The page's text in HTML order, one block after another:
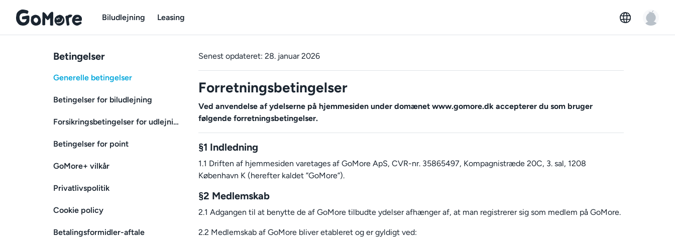
Biludlejning Leasing
Betingelser
Generelle betingelser
Betingelser for biludlejning
Forsikringsbetingelser for udlejning
Betingelser for point
GoMore+ vilkår
Privatlivspolitik
Cookie policy
Betalingsformidler-aftale
Senest opdateret: 28. januar 2026
Forretningsbetingelser
Ved anvendelse af ydelserne på hjemmesiden under domænet www.gomore.dk accepterer du som bruger
følgende forretningsbetingelser.
§1 Indledning
1.1 Driften af hjemmesiden varetages af GoMore ApS, CVR-nr. 35865497, Kompagnistræde 20C, 3. sal, 1208
København K (herefter kaldet ”GoMore”).
§2 Medlemskab
2.1 Adgangen til at benytte de af GoMore tilbudte ydelser afhænger af, at man registrerer sig som medlem på GoMore.
2.2 Medlemskab af GoMore bliver etableret og er gyldigt ved: